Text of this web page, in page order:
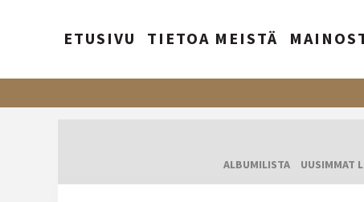
ETUSIVU TIETOA MEISTÄ
ALBUMILISTA
UUSIMMAT